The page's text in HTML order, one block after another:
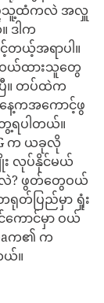
ည်သူ့ထံကလဲ အလှူ
ဒါက
တယ့်အရာပါ။
ဝယ်ထားသူတွေ
ြီ။ တပ်ထဲက
ေ့ကအကောင့်ဖွ
ရပါတယ်။
က ယခုလို
ျိုး လုပ်နိုင်မယ်
? ဖွတ်တွေဝယ်
တ်ပြည်မှာ ရှုံး
ောင်မှာ ဝယ်
က၏ က
ယ်။